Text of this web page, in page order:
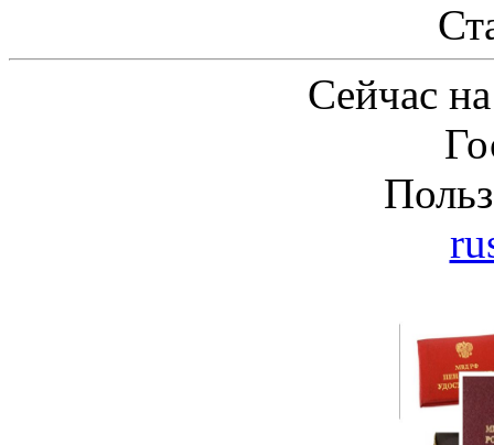
Сейчас